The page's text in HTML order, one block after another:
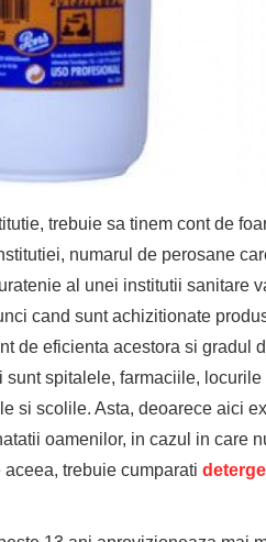
trebuie sa tinem cont de
numarul de perosane
al unei institutii sanitare
cand sunt achizitionate
de eficienta acestora si gradul
sunt spitalele, farmaciile,
si scolile. Asta, deoarece aici
oamenilor, in cazul in care
trebuie cumparati